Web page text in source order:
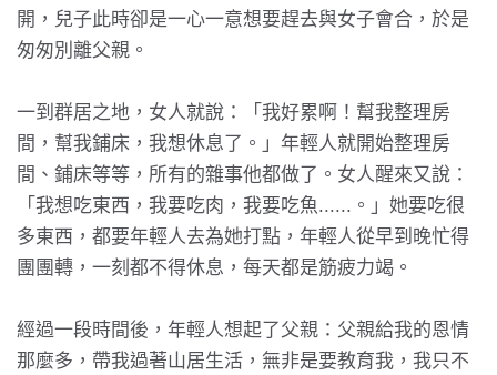
開，兒子此時卻是一心一意想要趕去與女子會合，於是
匆匆別離父親。
一到群居之地，女人就說：「我好累啊！幫我整理房
間，幫我鋪床，我想休息了。」年輕人就開始整理房
間、鋪床等等，所有的雜事他都做了。女人醒來又說：
「我想吃東西，我要吃肉，我要吃魚......。」她要吃很
多東西，都要年輕人去為她打點，年輕人從早到晚忙得
團團轉，一刻都不得休息，每天都是筋疲力竭。
經過一段時間後，年輕人想起了父親：父親給我的恩情
那麼多，帶我過著山居生活，無非是要教育我，我只不